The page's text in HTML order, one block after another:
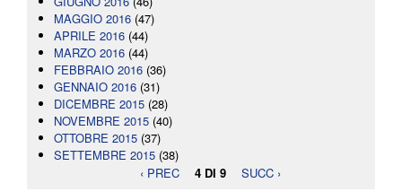
MAGGIO 2016 (47)
APRILE 2016 (44)
MARZO 2016 (44)
FEBBRAIO 2016 (36)
GENNAIO 2016 (31)
DICEMBRE 2015 (28)
NOVEMBRE 2015 (40)
OTTOBRE 2015 (37)
SETTEMBRE 2015 (38)
‹ PREC
4 DI 9 SUCC ›